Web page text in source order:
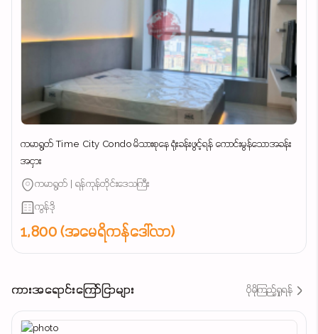
ကမာရွတ် Time City Condo မိသားစုနေ ရုံးခန်းဖွင့်ရန် ကောင်းမွန်သောအခန်း
အငှား
ကမာရွတ် | ရန်ကုန်တိုင်းဒေသကြီး
ကွန်ဒို
1,800 (အမေရိကန်ဒေါ်လာ)
ကားအရောင်းကြော်ငြာများ ပိုမိုကြည့်ရှုရန်